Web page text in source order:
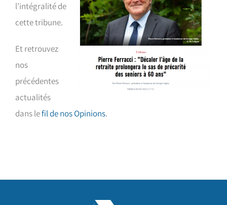
l’intégralité de
cette tribune.
Et retrouvez
nos
précédentes
actualités
dans lefil de nos Opinions.